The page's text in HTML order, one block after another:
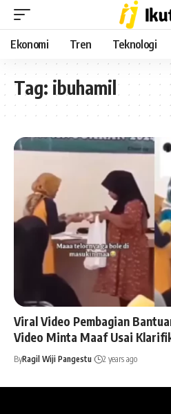
Ekonomi Tren Teknologi
Tag: ibuhamil
Viral Video Pembagian
Video Minta Maaf Usai
ByRagil Wiji Pangestu 2 years ago